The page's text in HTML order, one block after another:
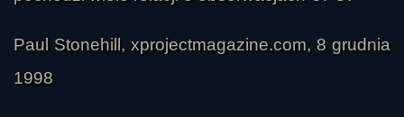
Paul Stonehill, xprojectmagazine.com, 8 grudnia
1998